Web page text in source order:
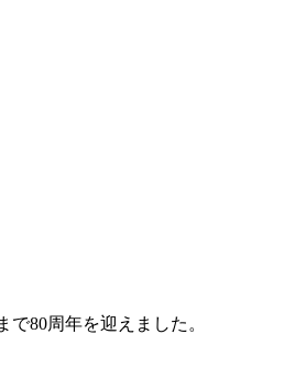
で80周年を迎えました。